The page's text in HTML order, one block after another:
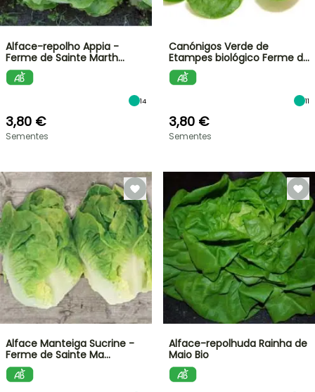
Alface-repolho Appia -
Ferme de Sainte Marth…
14
3,80 €
Sementes
Canónigos Verde de
Etampes biológico Ferme d…
11
3,80 €
Sementes
Alface Manteiga Sucrine -
Ferme de Sainte Ma…
Alface-repolhuda Rainha de
Maio Bio